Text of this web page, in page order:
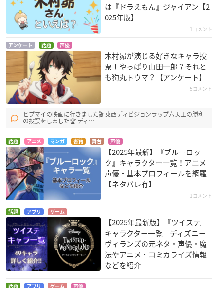
は『ドラえもん』ジャイアン【2
025年版】
1コメント
アンケート 話題 声優
木村昴が演じる好きなキャラ投
票！やっぱり山田一郎？それと
も狗丸トウマ？【アンケート】
5コメント
ヒプマイの映画に行きました🎬 東西ディビジョンラップ六天王の勝利
の投票をしました🏆 ディ…
話題 アニメ マンガ 書籍 舞台 声優
【2025年最新】『ブルーロッ
ク』キャラクター一覧！アニメ
声優・基本プロフィールを網羅
【ネタバレ有】
1コメント
話題 アプリ ゲーム
【2025年最新版】『ツイステ』
キャラクター一覧｜ディズニー
ヴィランズの元ネタ・声優・魔
法やアニメ・コミカライズ情報
などを紹介
話題 アプリ ゲーム 声優